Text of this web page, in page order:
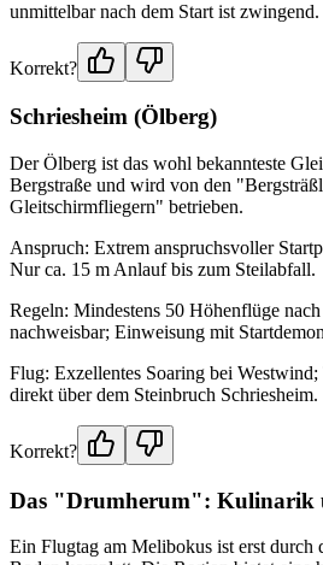
unmittelbar nach dem Start ist zwingend.
Korrekt?
Schriesheim (Ölberg)
Der Ölberg ist das wohl bekannteste
Bergstraße und wird von den
Gleitschirmfliegern" betrieben.
Anspruch: Extrem anspruchsvoller
Nur ca. 15 m Anlauf bis zum Steilabfall.
Regeln: Mindestens 50 Höhenflüge
nachweisbar; Einweisung mit
Flug: Exzellentes Soaring bei
direkt über dem Steinbruch Schriesheim.
Korrekt?
Das "Drumherum": Kulinarik
Ein Flugtag am Melibokus ist erst durch